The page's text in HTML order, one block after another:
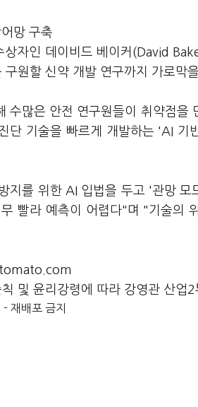
망 구축
자인 데이비드 베이커(David
원할 신약 개발 연구까지 가로막
수많은 안전 연구원들이 취약점을
기술을 빠르게 개발하는 'AI 기
지를 위한 AI 입법을 두고 '관망
빨라 예측이 어렵다"며 "기술의
및 윤리강령에 따라 강영관 산업2
재배포 금지